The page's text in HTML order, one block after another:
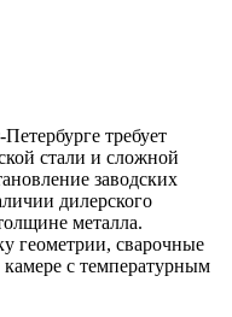
требует
стали и сложной
заводских
дилерского
металла.
геометрии, сварочные
с температурным